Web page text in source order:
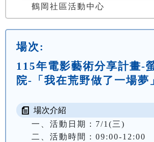
鶴岡社區活動中心
場次:
115年電影藝術分享計畫-
院-「我在荒野做了一場夢
場次介紹
一、活動日期：7/1(三)
二、活動時間：09:00-12:00